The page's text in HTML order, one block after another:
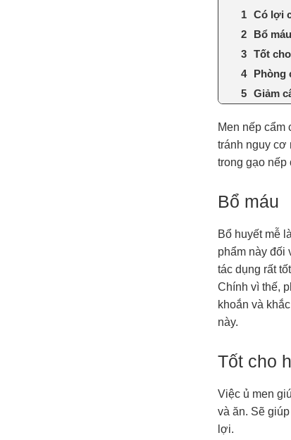
Có lợi
Bổ máu
Tốt
Phòng
Giảm
Men nếp cẩm
tránh nguy cơ
trong gạo nếp
Bổ máu
Bổ huyết mễ
phẩm này đối
tác dụng rất
Chính vì thế,
khoắn và
này.
Tốt cho
Việc ủ men
và ăn. Sẽ
lợi.